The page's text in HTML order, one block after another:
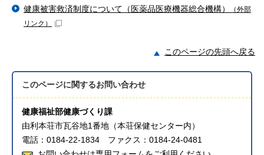
健康被害救済制度について（医薬品医療機器総合機構）
（外部
リンク）
このページの先頭へ戻る
このページに関するお問い合わせ
健康福祉部健康づくり課
由利本荘市瓦谷地1番地（本荘保健センター内）
電話：0184-22-1834 ファクス：0184-24-0481